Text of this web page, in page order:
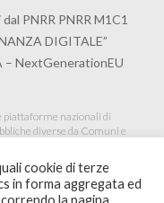
PNRR PNRR M1C1
DIGITALE”
– NextGenerationEU
piattaforme nazionali di
diverse da Comuni e
cookie di terze
in forma aggregata ed
la pagina,